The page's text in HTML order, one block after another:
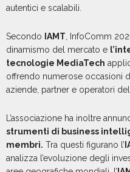
autentici e scalabili.
Secondo IAMT , InfoComm
dinamismo del mercato e
tecnologie MediaTech
offrendo numerose occasioni
aziende, partner e operatori
L’associazione ha inoltre
strumenti di business
membri. Tra questi figurano l’
analizza l’evoluzione degli